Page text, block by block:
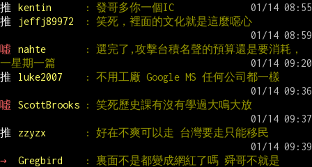
推
kentin
: 發哥多你一個IC
推
jeffj89972 : 笑死，裡面的文化就是這麼噁心
噓 nahte
: 選完了,攻擊台積名聲的預算還是要消耗，
一星期一篇
推
luke2007 : 不用工廠 Google MS 任何公司都一樣
噓 ScottBrooks : 笑死歷史課有沒有學過大鳴大放
推 zzyzx : 好在不爽可以走 台灣要走只能移民
→ Gregbird : 裏面不是都變成網紅了嗎 舜哥不就是